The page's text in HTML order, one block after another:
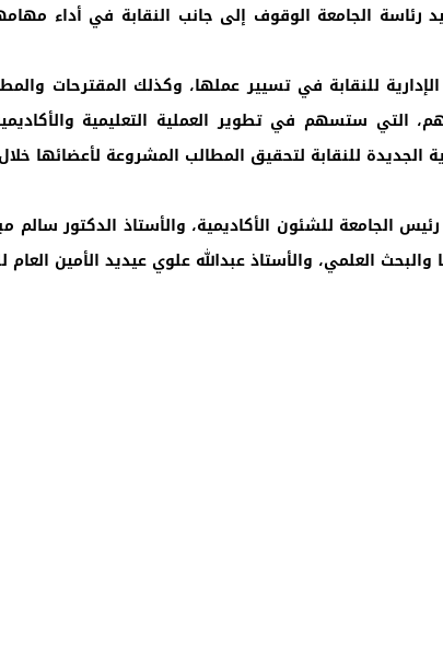
رئاسة الجامعة الوقوف إلى جانب النقابة في أداء
للنقابة في تسيير عملها، وكذلك المقترحات
التي ستسهم في تطوير العملية التعليمية
الجديدة للنقابة لتحقيق المطالب المشروعة لأعضائها
الجامعة للشئون الأكاديمية، والأستاذ الدكتور سالم
العلمي، والأستاذ عبدالله علوي عيديد الأمين العام